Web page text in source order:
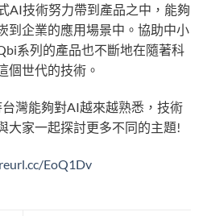
AI技術努力帶到產品之中，能夠
到企業的應用場景中。協助中小
系列的產品也不斷地在隨著科
個世代的技術。
灣能夠對AI越來越熟悉，技術
大家一起探討更多不同的主題!
EoQ1Dv